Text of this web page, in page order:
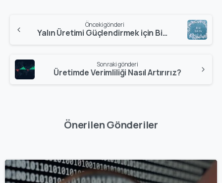
Önceki gönderi
Yalın Üretimi Güçlendirmek için Big Data Analitiğini Nasıl Kullanmalıyız
Sonraki gönderi
Üretimde Verimliliği Nasıl Artırırız?
Önerilen Gönderiler
0